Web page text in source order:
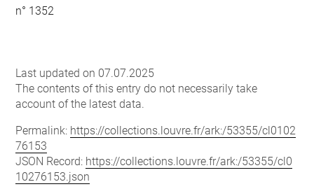
n° 1352
Last updated on 07.07.2025
The contents of this entry do not necessarily take
account of the latest data.
Permalink: https://collections.louvre.fr/ark:/53355/cl0102
76153
JSON Record: https://collections.louvre.fr/ark:/53355/cl0
10276153.json